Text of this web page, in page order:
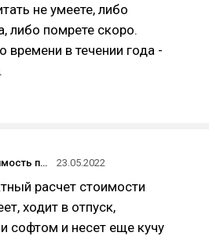
не умеете, либо
либо помрете скоро.
времени в течении года -
Как посчитать стоимость проекта? Руководство самозанятого. Глава 1
23.05.2022
расчет стоимости
ходит в отпуск,
софтом и несет еще кучу